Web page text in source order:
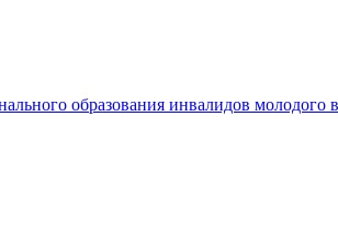
образования инвалидов